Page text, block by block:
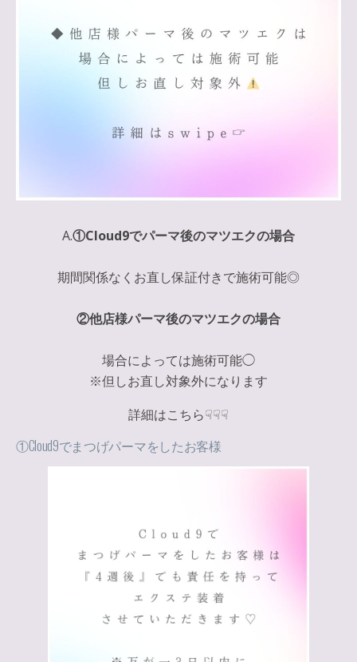
A.①Cloud9でパーマ後のマツエクの場合
期間関係なくお直し保証付きで施術可能◎
②他店様パーマ後のマツエクの場合
場合によっては施術可能◯
※但しお直し対象外になります
詳細はこちら☟☟☟
①Cloud9でまつげパーマをしたお客様